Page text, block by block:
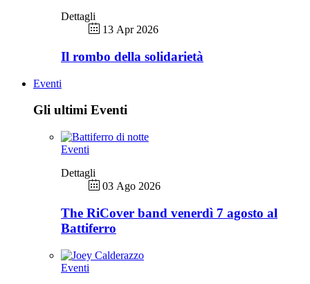
Dettagli
13 Apr 2026
Il rombo della solidarietà
Eventi
Gli ultimi Eventi
Eventi
Dettagli
03 Ago 2026
The RiCover band venerdì 7 agosto al
Battiferro
Eventi